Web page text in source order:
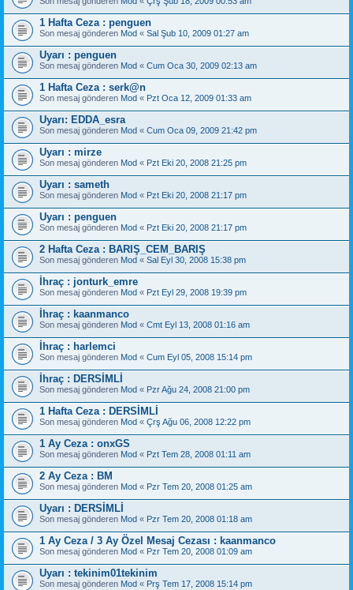
1 Hafta Ceza : penguen
Son mesaj gönderen Mod « Sal Şub 10, 2009 01:27 am
Uyarı : penguen
Son mesaj gönderen Mod « Cum Oca 30, 2009 02:13 am
1 Hafta Ceza : serk@n
Son mesaj gönderen Mod « Pzt Oca 12, 2009 01:33 am
Uyarı: EDDA_esra
Son mesaj gönderen Mod « Cum Oca 09, 2009 21:42 pm
Uyarı : mirze
Son mesaj gönderen Mod « Pzt Eki 20, 2008 21:25 pm
Uyarı : sameth
Son mesaj gönderen Mod « Pzt Eki 20, 2008 21:17 pm
Uyarı : penguen
Son mesaj gönderen Mod « Pzt Eki 20, 2008 21:17 pm
2 Hafta Ceza : BARIŞ_CEM_BARIŞ
Son mesaj gönderen Mod « Sal Eyl 30, 2008 15:38 pm
İhraç : jonturk_emre
Son mesaj gönderen Mod « Pzt Eyl 29, 2008 19:39 pm
İhraç : kaanmanco
Son mesaj gönderen Mod « Cmt Eyl 13, 2008 01:16 am
İhraç : harlemci
Son mesaj gönderen Mod « Cum Eyl 05, 2008 15:14 pm
İhraç : DERSİMLİ
Son mesaj gönderen Mod « Pzr Ağu 24, 2008 21:00 pm
1 Hafta Ceza : DERSİMLİ
Son mesaj gönderen Mod « Çrş Ağu 06, 2008 12:22 pm
1 Ay Ceza : onxGS
Son mesaj gönderen Mod « Pzt Tem 28, 2008 01:11 am
2 Ay Ceza : BM
Son mesaj gönderen Mod « Pzr Tem 20, 2008 01:25 am
Uyarı : DERSİMLİ
Son mesaj gönderen Mod « Pzr Tem 20, 2008 01:18 am
1 Ay Ceza / 3 Ay Özel Mesaj Cezası : kaanmanco
Son mesaj gönderen Mod « Pzr Tem 20, 2008 01:09 am
Uyarı : tekinim01tekinim
Son mesaj gönderen Mod « Prş Tem 17, 2008 15:14 pm